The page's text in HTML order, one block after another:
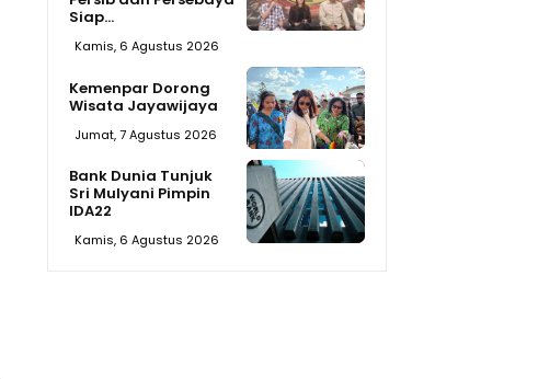
Siap...
Kamis, 6 Agustus 2026
Kemenpar Dorong
Wisata Jayawijaya
Jumat, 7 Agustus 2026
Bank Dunia Tunjuk
Sri Mulyani Pimpin
IDA22
Kamis, 6 Agustus 2026